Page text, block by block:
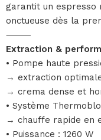
garantit un espresso
onctueuse dès la
⸻
Extraction &
• Pompe haute
→ extraction
→ crema dense et
• Système
→ chauffe rapide en
• Puissance : 1260 W